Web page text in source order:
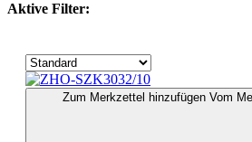
Aktive Filter:
Zum Merkzettel hinzufügen Vom